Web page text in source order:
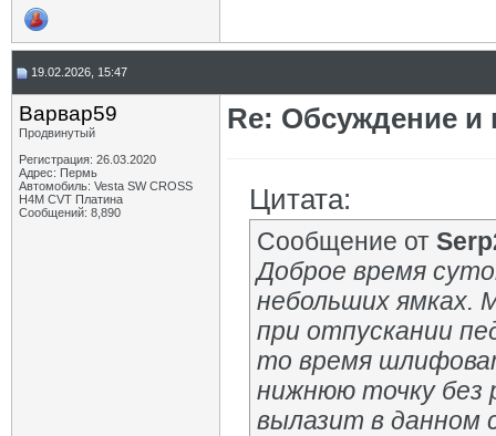
19.02.2026, 15:47
Варвар59
Продвинутый
Регистрация: 26.03.2020
Адрес: Пермь
Автомобиль: Vesta SW CROSS
H4M CVT Платина
Сообщений: 8,890
Re: Обсуждение
Цитата:
Сообщение от
Доброе время
небольших ямках.
при отпускании
то время
нижнюю точку без
вылазит в данном